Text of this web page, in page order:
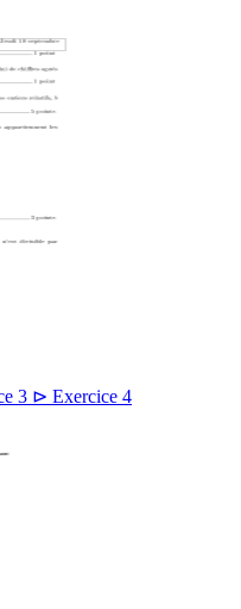
3 ⊳ Exercice 4